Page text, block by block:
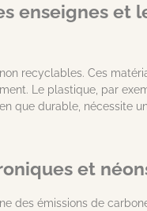
enseignes et
recyclables. Ces
Le plastique, par
que durable, nécessite
et
des émissions de